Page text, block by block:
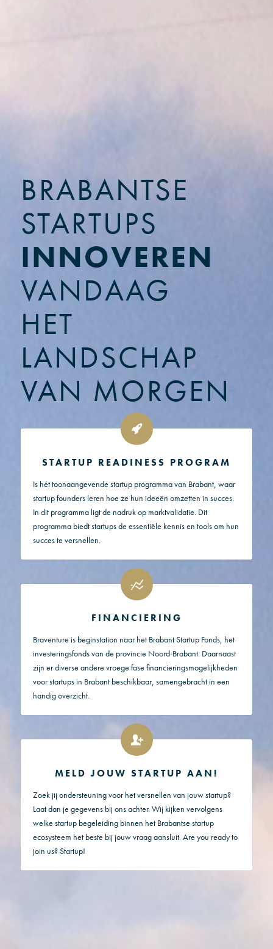
BRABANTSE
STARTUPS
INNOVEREN
VANDAAG
HET
LANDSCHAP
VAN MORGEN
STARTUP READINESS PROGRAM
Is hét toonaangevende startup programma van Brabant, waar
startup founders leren hoe ze hun ideeën omzetten in succes.
In dit programma ligt de nadruk op marktvalidatie. Dit
programma biedt startups de essentiële kennis en tools om hun
succes te versnellen.
FINANCIERING
Braventure is beginstation naar het Brabant Startup Fonds, het
investeringsfonds van de provincie Noord-Brabant. Daarnaast
zijn er diverse andere vroege fase financieringsmogelijkheden
voor startups in Brabant beschikbaar, samengebracht in een
handig overzicht.
MELD JOUW STARTUP AAN!
Zoek jij ondersteuning voor het versnellen van jouw startup?
Laat dan je gegevens bij ons achter. Wij kijken vervolgens
welke startup begeleiding binnen het Brabantse startup
ecosysteem het beste bij jouw vraag aansluit. Are you ready to
join us? Startup!